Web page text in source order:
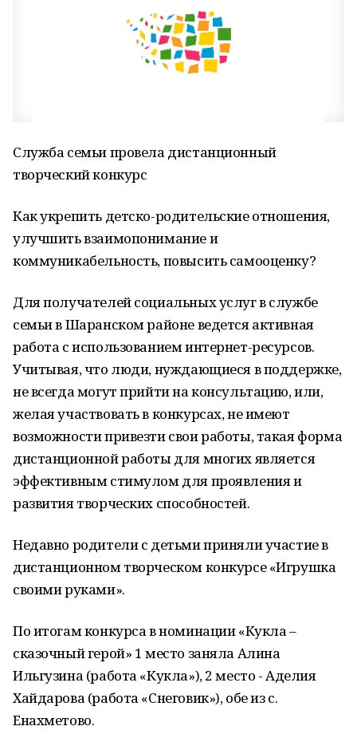
Служба семьи провела дистанционный
творческий конкурс
Как укрепить детско-родительские отношения,
улучшить взаимопонимание и
коммуникабельность, повысить самооценку?
Для получателей социальных услуг в службе
семьи в Шаранском районе ведется активная
работа с использованием интернет-ресурсов.
Учитывая, что люди, нуждающиеся в поддержке,
не всегда могут прийти на консультацию, или,
желая участвовать в конкурсах, не имеют
возможности привезти свои работы, такая форма
дистанционной работы для многих является
эффективным стимулом для проявления и
развития творческих способностей.
Недавно родители с детьми приняли участие в
дистанционном творческом конкурсе «Игрушка
своими руками».
По итогам конкурса в номинации «Кукла –
сказочный герой» 1 место заняла Алина
Ильгузина (работа «Кукла»), 2 место - Аделия
Хайдарова (работа «Снеговик»), обе из с.
Енахметово.